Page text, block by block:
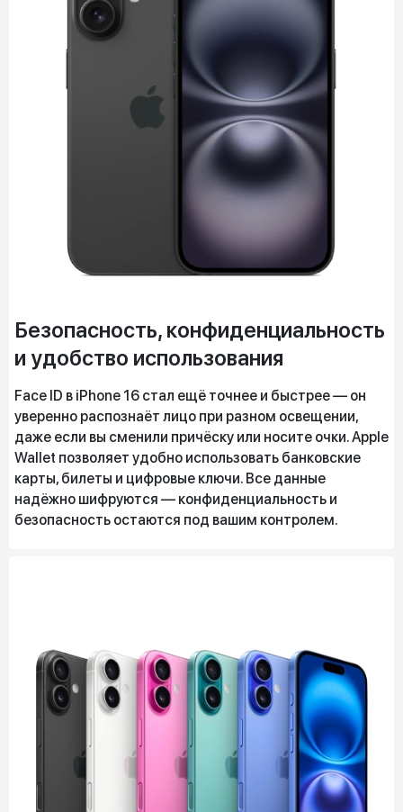
Безопасность, конфиденциальность
и удобство использования
Face ID в iPhone 16 стал ещё точнее и быстрее — он
уверенно распознаёт лицо при разном освещении,
даже если вы сменили причёску или носите очки. Apple
Wallet позволяет удобно использовать банковские
карты, билеты и цифровые ключи. Все данные
надёжно шифруются — конфиденциальность и
безопасность остаются под вашим контролем.